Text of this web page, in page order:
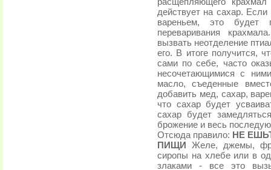
действует на сахар.
вареньем, это будет
переваривания
вызвать неотделение
его. В итоге получится,
сами по себе, часто
несочетающимися с
масло, съеденные
добавить мед, сахар,
что сахар будет
сахар будет
брожение и весь
Отсюда правило: НЕ
ПИЩИ
Желе, джемы,
сиропы на хлебе или в
злаками - все это